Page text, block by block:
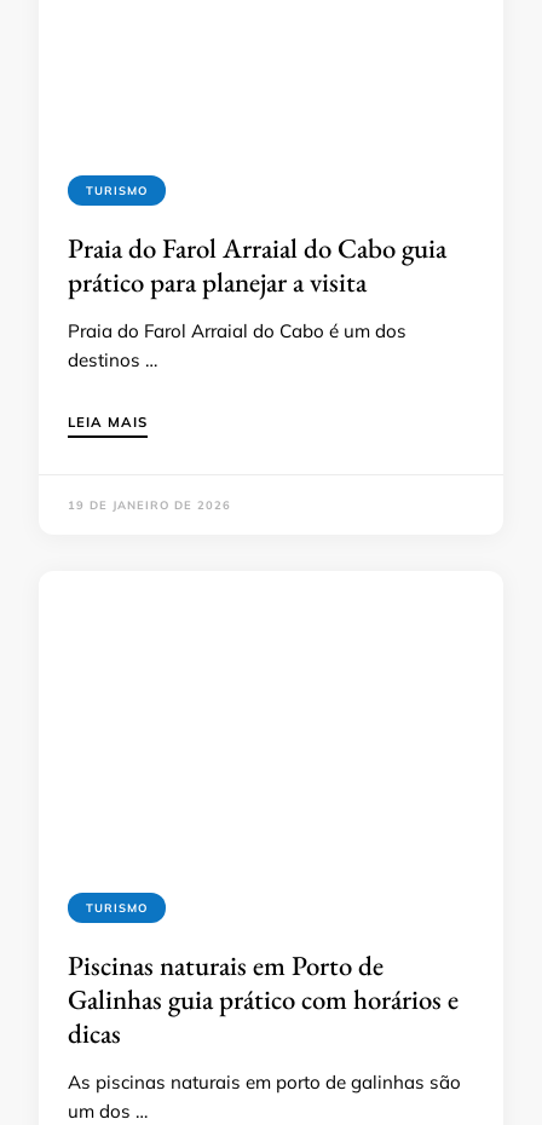
TURISMO
Praia do Farol Arraial do Cabo guia
prático para planejar a visita
Praia do Farol Arraial do Cabo é um dos
destinos …
LEIA MAIS
19 DE JANEIRO DE 2026
TURISMO
Piscinas naturais em Porto de
Galinhas guia prático com horários e
dicas
As piscinas naturais em porto de galinhas são
um dos …